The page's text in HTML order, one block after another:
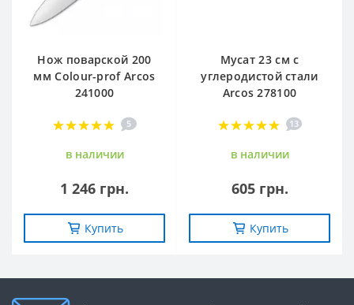
Нож поварской 200
мм Сolour-prof Arcos
241000
5
в наличии
1 246 грн.
Купить
Мусат 23 см с
углеродистой стали
Arcos 278100
13
в наличии
605 грн.
Купить